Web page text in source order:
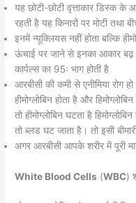
यह छोटी-छोटी वृत्ताकार डिस्क के
रहती है यह किनारों पर मोटी तथा
इनमें न्यूक्लियस नहीं होता बल्कि
ऊंचाई पर जाने से इनका आकार बढ़
कार्पल्स का 95ः भाग होती है
आरबीसी की कमी से एनीमिया रोग
हीमोग्लोबिन होता है और
तो हीमोग्लोबिन घटता है
तो ब्लड घट जाता है। तो इसी
अगर आरबीसी आपके शरीर में पूरी
White Blood Cells (WBC)